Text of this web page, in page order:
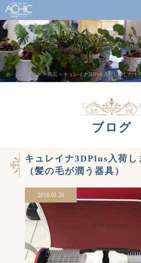
ホ－ム ブログ>商品 > キュレイナ3DPlus入荷しました！
ブログ
キュレイナ3DPlus入荷し
（髪の毛が潤う器具）
2018.01.26